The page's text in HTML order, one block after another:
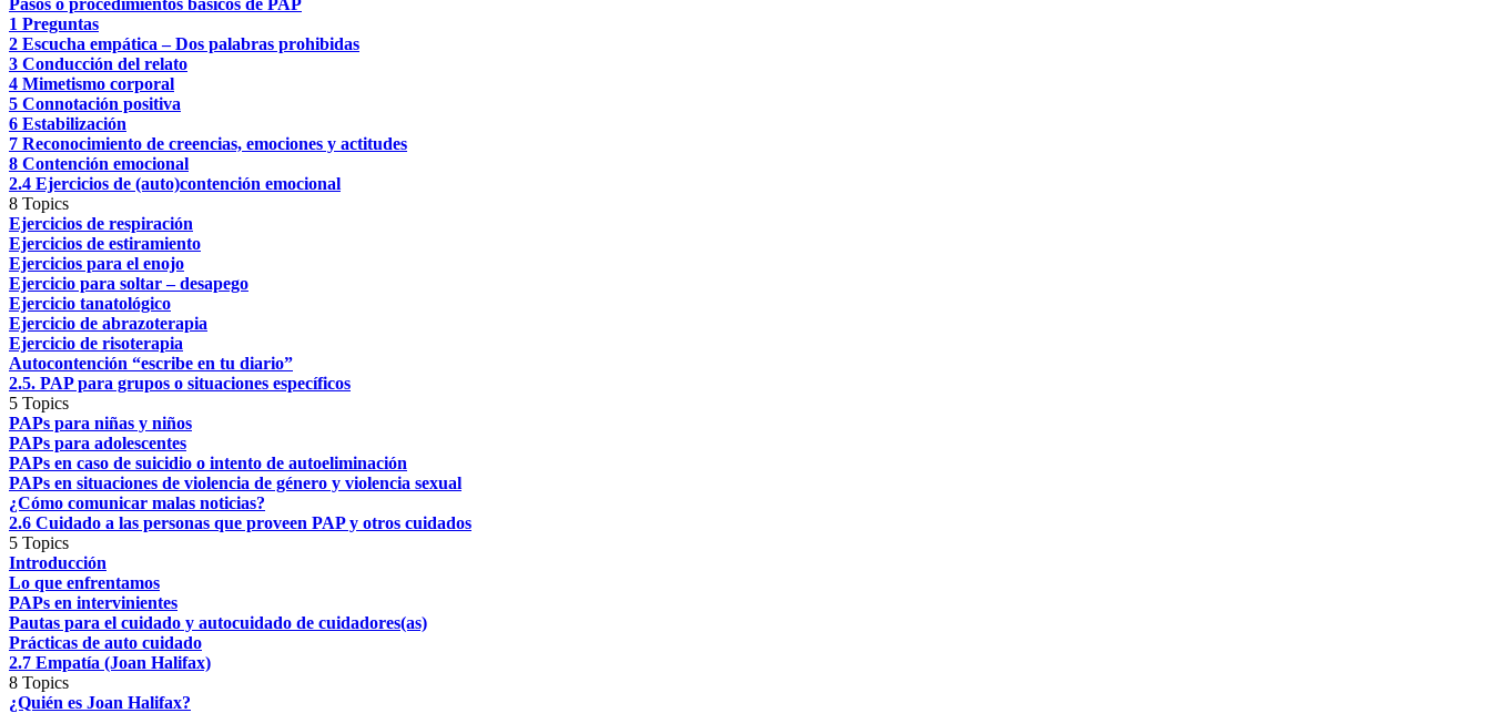
Pasos o procedimientos básicos de PAP
1 Preguntas
2 Escucha empática – Dos palabras prohibidas
3 Conducción del relato
4 Mimetismo corporal
5 Connotación positiva
6 Estabilización
7 Reconocimiento de creencias, emociones y actitudes
8 Contención emocional
2.4 Ejercicios de (auto)contención emocional
8 Topics
Ejercicios de respiración
Ejercicios de estiramiento
Ejercicios para el enojo
Ejercicio para soltar – desapego
Ejercicio tanatológico
Ejercicio de abrazoterapia
Ejercicio de risoterapia
Autocontención “escribe en tu diario”
2.5. PAP para grupos o situaciones específicos
5 Topics
PAPs para niñas y niños
PAPs para adolescentes
PAPs en caso de suicidio o intento de autoeliminación
PAPs en situaciones de violencia de género y violencia sexual
¿Cómo comunicar malas noticias?
2.6 Cuidado a las personas que proveen PAP y otros cuidados
5 Topics
Introducción
Lo que enfrentamos
PAPs en intervinientes
Pautas para el cuidado y autocuidado de cuidadores(as)
Prácticas de auto cuidado
2.7 Empatía (Joan Halifax)
8 Topics
¿Quién es Joan Halifax?